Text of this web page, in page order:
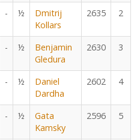
- ½
Dmitrij
Kollars
2635 2
- ½
Benjamin
Gledura
2630 3
- ½
Daniel
Dardha
2602 4
- ½
Gata
Kamsky
2596 5